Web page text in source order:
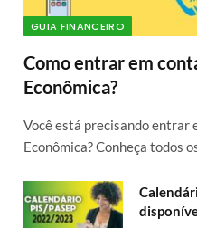
GUIA FINANCEIRO
Como entrar em
Econômica?
Você está precisando entrar
Econômica? Conheça todos